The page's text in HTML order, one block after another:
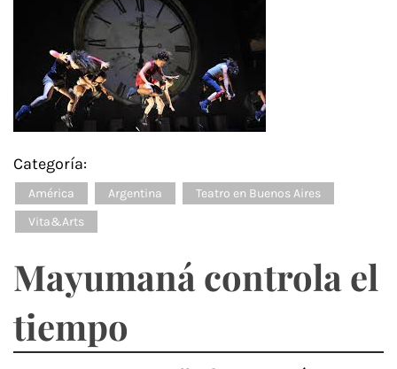
Categoría:
América Argentina
Teatro en Buenos Aires
Vita&Arts
Mayumaná controla el
tiempo